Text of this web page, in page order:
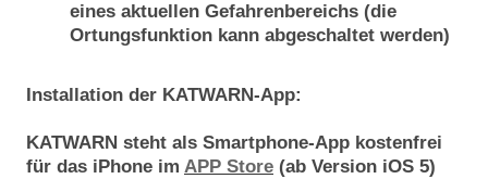
eines aktuellen Gefahrenbereichs (die
Ortungsfunktion kann abgeschaltet werden)
Installation der KATWARN-App:
KATWARN steht als Smartphone-App kostenfrei
für das iPhone im APP Store (ab Version iOS 5)